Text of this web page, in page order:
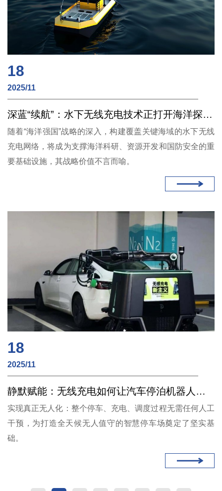
18
2025/11
深蓝“续航”：水下无线充电技术正打开海洋探测的长期观测之门
随着“海洋强国”战略的深入，构建覆盖关键海域的水下无线
充电网络，将成为支撑海洋科研、资源开发和国防安全的重
要基础设施，其战略价值不言而喻。
18
2025/11
静默赋能：无线充电如何让汽车停泊机器人实现“无感”调度
实现真正无人化：整个停车、充电、调度过程无需任何人工
干预，为打造全天候无人值守的智慧停车场奠定了坚实基
础。